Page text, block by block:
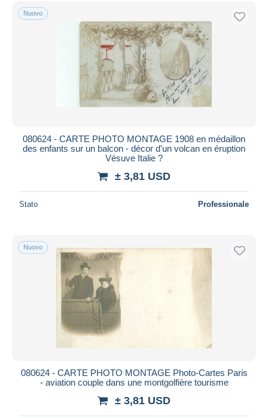
Nuovo
080624 - CARTE PHOTO MONTAGE 1908 en médaillon
des enfants sur un balcon - décor d'un volcan en éruption
Vésuve Italie ?
± 3,81 USD
Stato Professionale
Nuovo
080624 - CARTE PHOTO MONTAGE Photo-Cartes Paris
- aviation couple dans une montgolfière tourisme
± 3,81 USD